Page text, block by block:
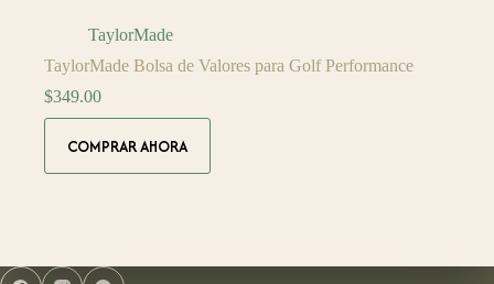
TaylorMade
TaylorMade Bolsa de Valores para Golf Performance
$349.00
COMPRAR AHORA